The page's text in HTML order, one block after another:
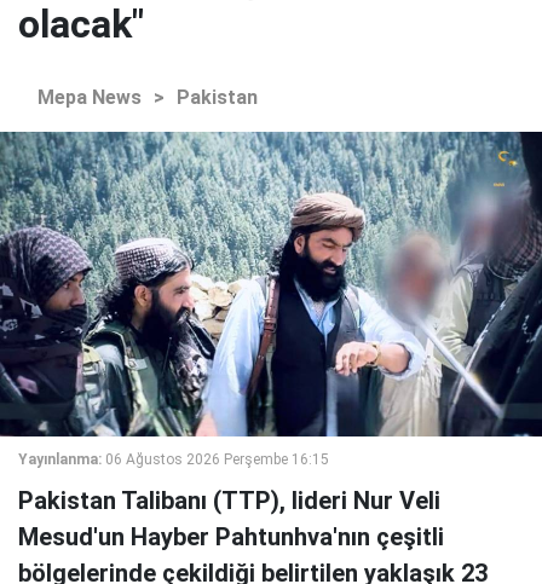
olacak"
Mepa News > Pakistan
Yayınlanma: 06 Ağustos 2026 Perşembe 16:15
Pakistan Talibanı (TTP), lideri Nur Veli
Mesud'un Hayber Pahtunhva'nın çeşitli
bölgelerinde çekildiği belirtilen yaklaşık 23